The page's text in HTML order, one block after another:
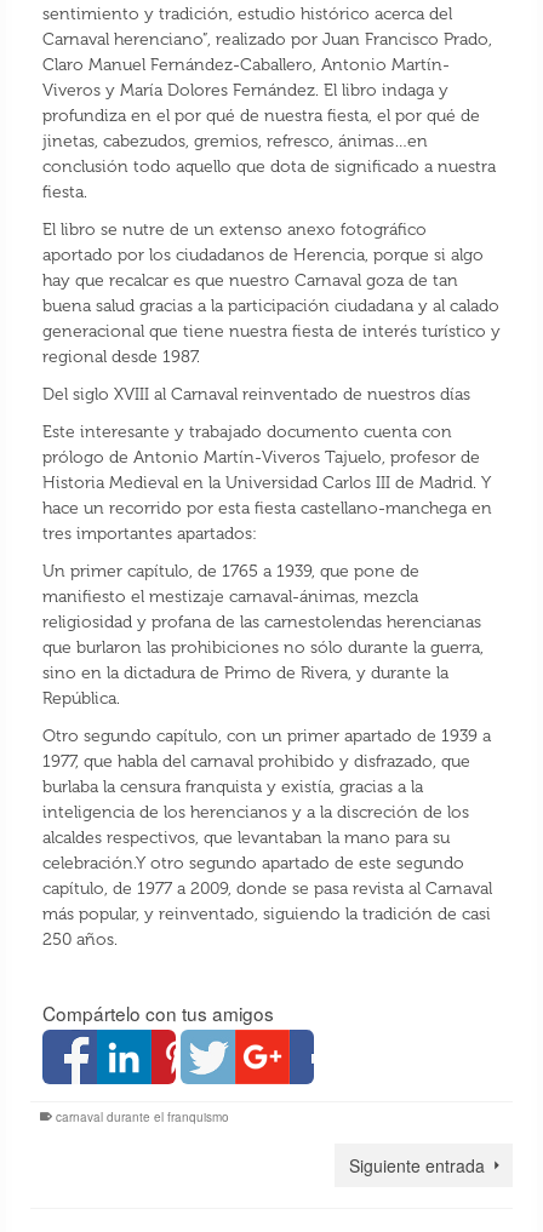
sentimiento y tradición, estudio histórico acerca del
Carnaval herenciano”, realizado por Juan Francisco Prado,
Claro Manuel Fernández-Caballero, Antonio Martín-
Viveros y María Dolores Fernández. El libro indaga y
profundiza en el por qué de nuestra fiesta, el por qué de
jinetas, cabezudos, gremios, refresco, ánimas…en
conclusión todo aquello que dota de significado a nuestra
fiesta.
El libro se nutre de un extenso anexo fotográfico
aportado por los ciudadanos de Herencia, porque si algo
hay que recalcar es que nuestro Carnaval goza de tan
buena salud gracias a la participación ciudadana y al calado
generacional que tiene nuestra fiesta de interés turístico y
regional desde 1987.
Del siglo XVIII al Carnaval reinventado de nuestros días
Este interesante y trabajado documento cuenta con
prólogo de Antonio Martín-Viveros Tajuelo, profesor de
Historia Medieval en la Universidad Carlos III de Madrid. Y
hace un recorrido por esta fiesta castellano-manchega en
tres importantes apartados:
Un primer capítulo, de 1765 a 1939, que pone de
manifiesto el mestizaje carnaval-ánimas, mezcla
religiosidad y profana de las carnestolendas herencianas
que burlaron las prohibiciones no sólo durante la guerra,
sino en la dictadura de Primo de Rivera, y durante la
República.
Otro segundo capítulo, con un primer apartado de 1939 a
1977, que habla del carnaval prohibido y disfrazado, que
burlaba la censura franquista y existía, gracias a la
inteligencia de los herencianos y a la discreción de los
alcaldes respectivos, que levantaban la mano para su
celebración.Y otro segundo apartado de este segundo
capítulo, de 1977 a 2009, donde se pasa revista al Carnaval
más popular, y reinventado, siguiendo la tradición de casi
250 años.
Compártelo con tus amigos
carnaval durante el franquismo
Siguiente entrada